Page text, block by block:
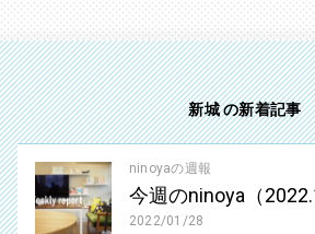
新城 の新着記事
ninoyaの週報
今週のninoya（
2022/01/28